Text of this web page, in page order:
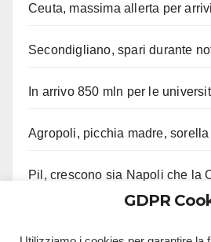
Ceuta, massima allerta per
Secondigliano, spari durante
In arrivo 850 mln per le
Agropoli, picchia madre,
Pil, crescono sia Napoli che la
GDPR